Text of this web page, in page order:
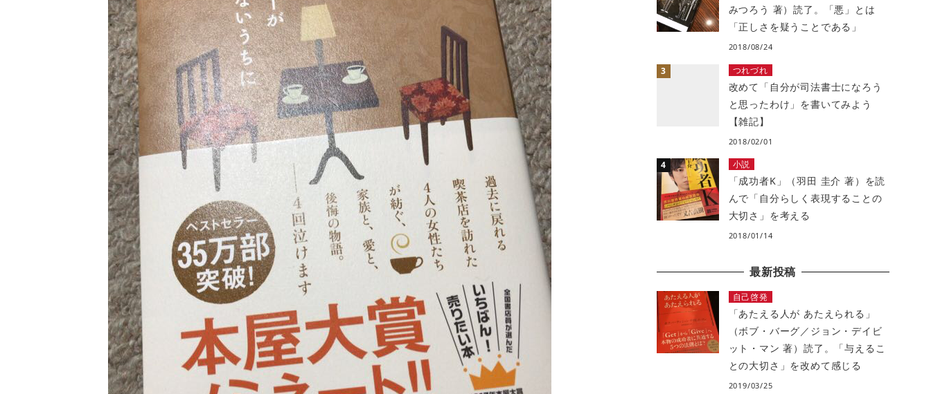
みつろう 著）読了。「悪」とは
「正しさを疑うことである」
2018/08/24
つれづれ
改めて「自分が司法書士になろう
と思ったわけ」を書いてみよう
【雑記】
2018/02/01
小説
「成功者K」（羽田 圭介 著）を読
んで「自分らしく表現することの
大切さ」を考える
2018/01/14
最新投稿
自己啓発
「あたえる人が あたえられる」
（ボブ・バーグ／ジョン・デイビ
ット・マン 著）読了。「与えるこ
との大切さ」を改めて感じる
2019/03/25